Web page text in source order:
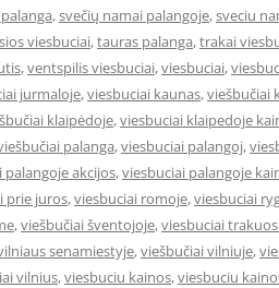
,svečių namai palangoje,sveciu
viesbuciai,tauras palanga,trakai
,ventspilis viesbuciai,viesbuciai,
jurmaloje,viesbuciai kaunas,viešbučiai
klaipėdoje,viesbuciai klaipedoje
palanga,viesbuciai palangoj,
palangoje akcijos,viesbuciai palangoje
prie juros,viesbuciai romoje,viesbuciai
,viešbučiai šventojoje,viesbuciai
senamiestyje,viešbučiai vilniuje,
vilnius,viesbuciu kainos,viesbuciu